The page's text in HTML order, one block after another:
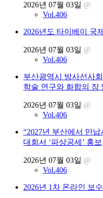
2026년 07월 03일 @
Vol.406
2026년도 타이베이 국
2026년 07월 03일 @
Vol.406
부산광역시 방사선사
학술 연구와 화합의 장
2026년 07월 03일 @
Vol.406
“2027년 부산에서 만
대회서 ‘파상공세’ 홍보
2026년 07월 03일 @
Vol.406
2026년 1차 온라인 보